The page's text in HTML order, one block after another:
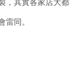
，其實各家店大都
雷同。